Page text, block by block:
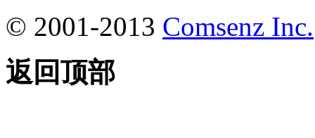
© 2001-2013 Comsenz Inc.
返回顶部